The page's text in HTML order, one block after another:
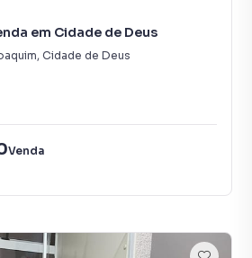
em Cidade de Deus
, Cidade de Deus
Venda